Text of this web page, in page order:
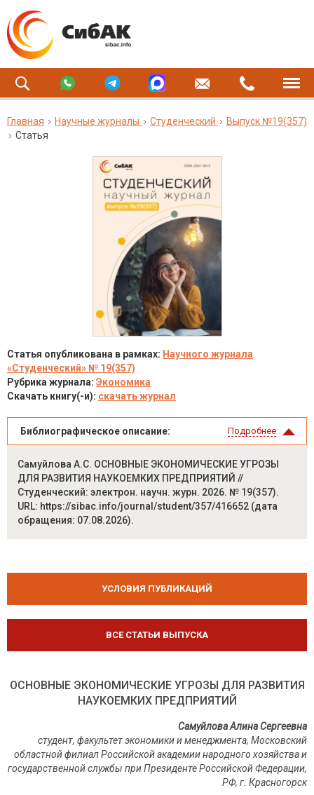
Главная Научные журналы Студенческий
Выпуск №19(357)
Статья
Статья опубликована в рамках: Научного журнала
«Студенческий» № 19(357)
Рубрика журнала: Экономика
Скачать книгу(-и): скачать журнал
Библиографическое описание: Подробнее
Самуйлова А.С. ОСНОВНЫЕ ЭКОНОМИЧЕСКИЕ УГРОЗЫ
ДЛЯ РАЗВИТИЯ НАУКОЕМКИХ ПРЕДПРИЯТИЙ //
Студенческий: электрон. научн. журн. 2026. № 19(357).
URL: https://sibac.info/journal/student/357/416652 (дата
обращения: 07.08.2026).
УСЛОВИЯ ПУБЛИКАЦИЙ
ВСЕ СТАТЬИ ВЫПУСКА
ОСНОВНЫЕ ЭКОНОМИЧЕСКИЕ УГРОЗЫ ДЛЯ РАЗВИТИЯ
НАУКОЕМКИХ ПРЕДПРИЯТИЙ
Самуйлова Алина Сергеевна
студент, факультет экономики и менеджмента, Московский
областной филиал Российской академии народного хозяйства и
государственной службы при Президенте Российской Федерации,
РФ, г. Красногорск